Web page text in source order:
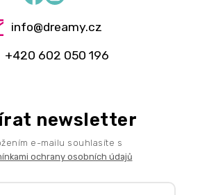
info@dreamy.cz
+420 602 050 196
newsletter
e-mailu souhlasíte s
ochrany osobních údajů